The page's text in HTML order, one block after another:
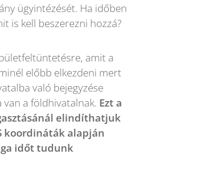
ügyintézését. Ha időben
is kell beszerezni hozzá?
amit a
előbb elkezdeni mert
való bejegyzése
a földhivatalnak. Ezt a
elindíthatjuk
koordináták alapján
időt tudunk